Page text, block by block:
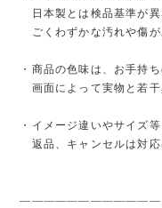
日本製とは検品基準が異
ごくわずかな汚れや傷が
・商品の色味は、お手持
画面によって実物と若干
・イメージ違いやサイズ
返品、キャンセルは対応
————————————